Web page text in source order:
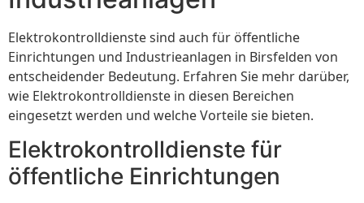
Elektrokontrolldienste sind auch für öffentliche
Einrichtungen und Industrieanlagen in Birsfelden von
entscheidender Bedeutung. Erfahren Sie mehr darüber,
wie Elektrokontrolldienste in diesen Bereichen
eingesetzt werden und welche Vorteile sie bieten.
Elektrokontrolldienste für
öffentliche Einrichtungen